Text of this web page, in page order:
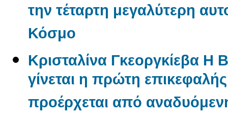
την τέταρτη μεγαλύτερη
Κόσμο
Κρισταλίνα Γκεοργκίεβα Η
γίνεται η πρώτη
προέρχεται από